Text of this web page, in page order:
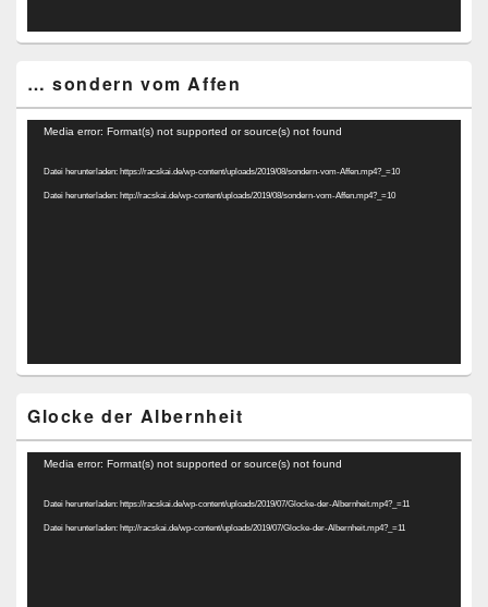
… sondern vom Affen
Video-
Media error: Format(s) not supported or source(s) not found
Datei herunterladen: https://racskai.de/wp-content/uploads/2019/08/sondern-vom-Affen.mp4?_=10
Datei herunterladen: http://racskai.de/wp-content/uploads/2019/08/sondern-vom-Affen.mp4?_=10
Glocke der Albernheit
Video-
Media error: Format(s) not supported or source(s) not found
Datei herunterladen: https://racskai.de/wp-content/uploads/2019/07/Glocke-der-Albernheit.mp4?_=11
Datei herunterladen: http://racskai.de/wp-content/uploads/2019/07/Glocke-der-Albernheit.mp4?_=11